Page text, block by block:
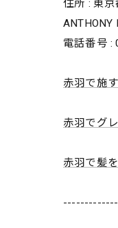
住所 : 東
ANTHONY
電話番号 :
赤羽で施
赤羽でグ
赤羽で髪